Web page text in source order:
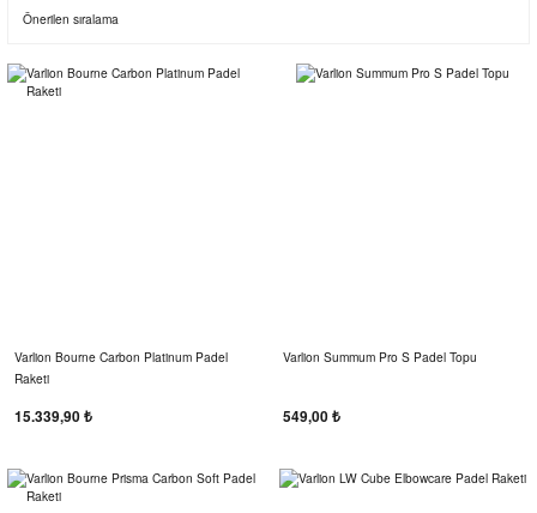
Varlion Bourne Carbon Platinum Padel
Raketi
15.339,90 ₺
Varlion Summum Pro S Padel Topu
549,00 ₺